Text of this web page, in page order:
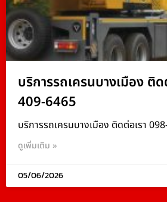
บริการรถเครนบางเมือง ติ
409-6465
บริการรถเครนบางเมือง ติดต่อเรา
ดูเพิ่มเติม »
05/06/2026